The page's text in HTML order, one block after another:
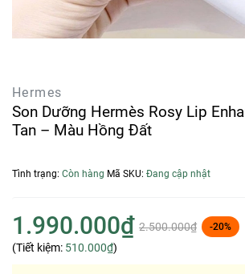
Hermes
Son Dưỡng Hermès Rosy Lip
Tan – Màu Hồng Đất
Tình trạng: Còn hàng Mã SKU: Đang cập nhật
1.990.000₫ 2.500.000₫ -20%
(Tiết kiệm: 510.000₫)